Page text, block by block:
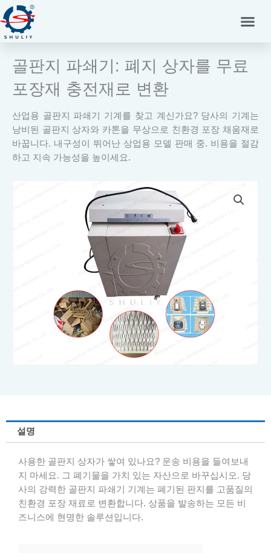
텐
츠
골판지 파쇄기: 폐지 상자를 무료
포장재 충전재로 변환
산업용 골판지 파쇄기 기계를 찾고 계신가요? 당사의 기계는
낭비된 골판지 상자와 카톤을 무상으로 친환경 포장 채움재로
바꿉니다. 내구성이 뛰어난 상업용 모델 판매 중. 비용을 절감
하고 지속 가능성을 높이세요.
설명
사용한 골판지 상자가 쌓여 있나요? 운송 비용을 들여보내
지 마세요. 그 폐기물을 가치 있는 자산으로 바꾸십시오. 당
사의 강력한 골판지 파쇄기 기계는 폐기된 판지를 고품질의
친환경 포장 재료로 변환합니다. 상품을 발송하는 모든 비
즈니스에 현명한 솔루션입니다.